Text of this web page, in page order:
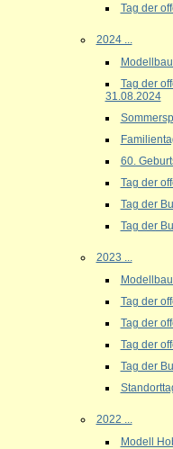
Tag der
2024 ...
Tag der
31.08.2024
60.
Tag der
Tag der
Tag der
2023 ...
Tag der
Tag der
Tag der
Tag der
2022 ...
Modell